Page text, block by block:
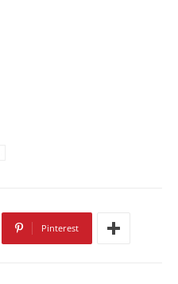
Pinterest